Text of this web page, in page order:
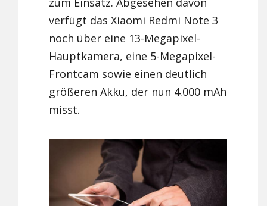
verfügt das Xiaomi Redmi Note 3
noch über eine 13-Megapixel-
Hauptkamera, eine 5-Megapixel-
Frontcam sowie einen deutlich
größeren Akku, der nun 4.000 mAh
misst.